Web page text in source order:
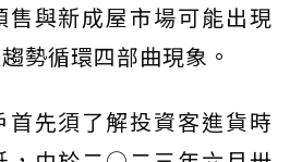
與新成屋市場可能出現
勢循環四部曲現象。
先須了解投資客進貨時